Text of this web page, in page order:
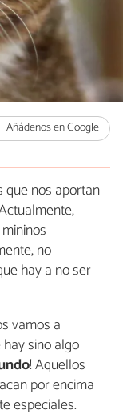
Añádenos en Google
que nos aportan
no
hay a no ser
vamos a
sino algo
! Aquellos
por encima
especiales.